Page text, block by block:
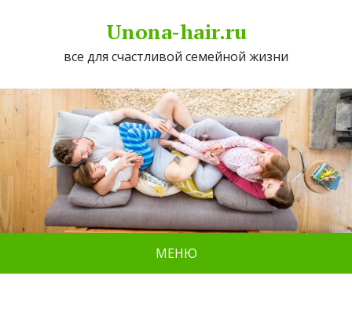
Unona-hair.ru
все для счастливой семейной жизни
МЕНЮ